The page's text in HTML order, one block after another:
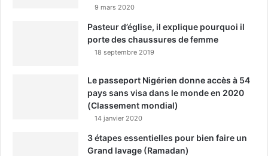
9 mars 2020
Pasteur d’église, il explique pourquoi il
porte des chaussures de femme
18 septembre 2019
Le passeport Nigérien donne accès à 54
pays sans visa dans le monde en 2020
(Classement mondial)
14 janvier 2020
3 étapes essentielles pour bien faire un
Grand lavage (Ramadan)